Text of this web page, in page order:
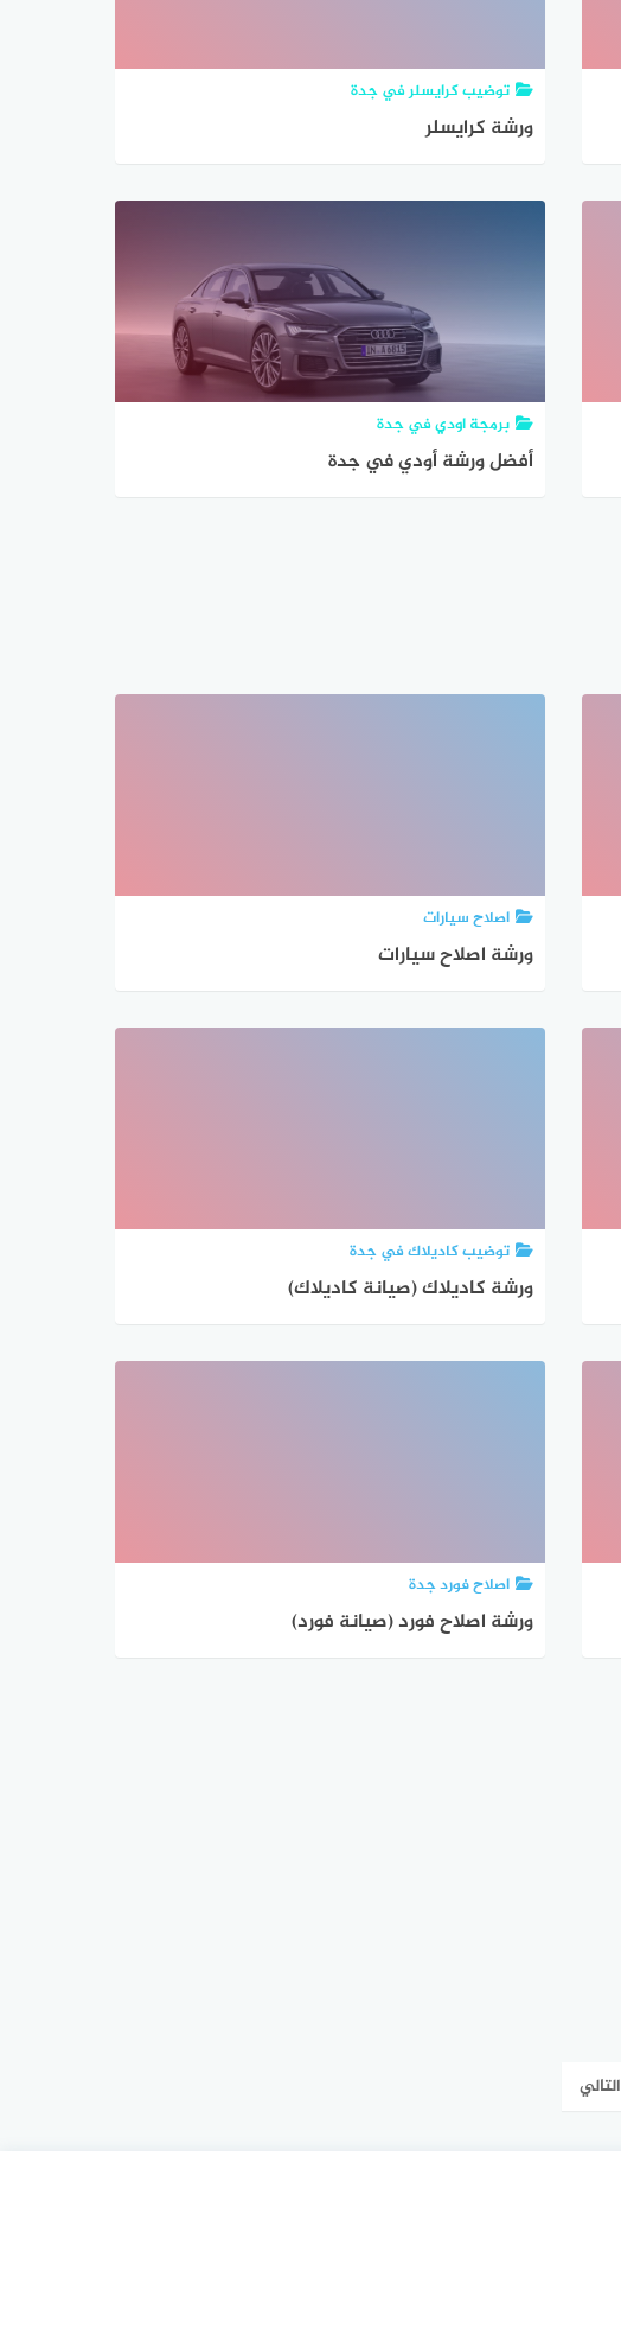
توضيب كرايسلر في جدة
ورشة كرايسلر
برمجة اودي في جدة
أفضل ورشة أودي في جدة
اصلاح سيارات
ورشة اصلاح سيارات
توضيب كاديلاك في جدة
ورشة كاديلاك (صيانة كاديلاك)
اصلاح فورد جدة
ورشة اصلاح فورد (صيانة فورد)
التالي